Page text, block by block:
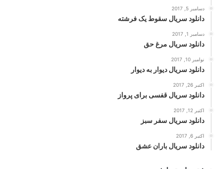
دسامبر 5, 2017
دانلود سریال سقوط یک فرشته
دسامبر 1, 2017
دانلود سریال مرغ حق
نوامبر 10, 2017
دانلود سریال دیوار به دیوار
اکتبر 26, 2017
دانلود سریال قفسی برای پرواز
اکتبر 12, 2017
دانلود سریال سفر سبز
اکتبر 6, 2017
دانلود سریال باران عشق